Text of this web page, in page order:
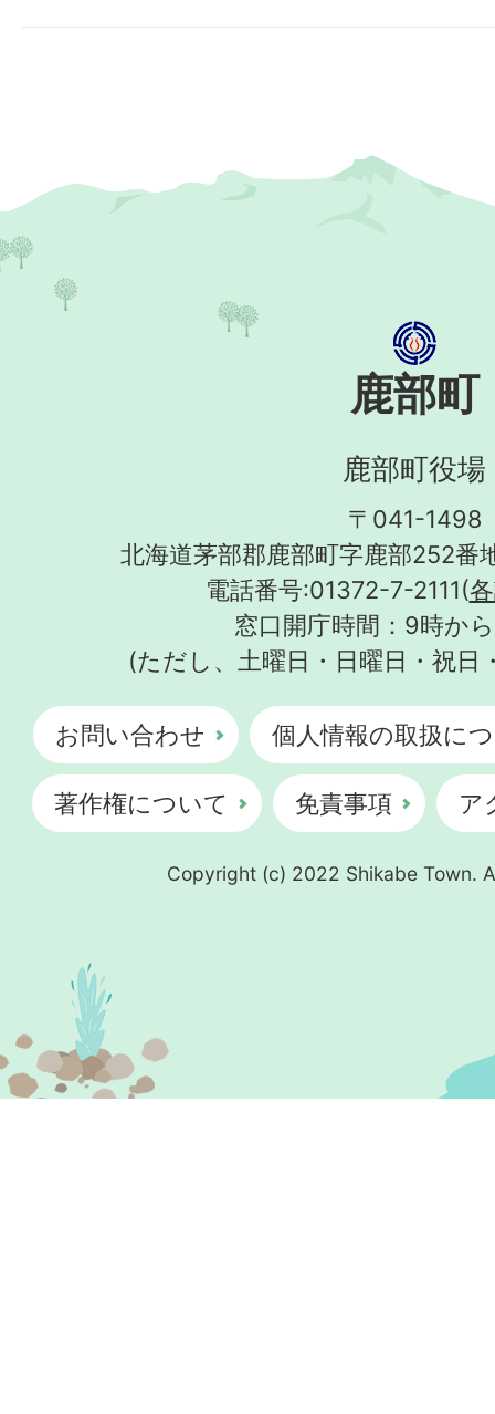
鹿部町
鹿部町役場
〒041-1498
北海道茅部郡鹿部町字鹿部252番
電話番号:01372-7-2111(
窓口開庁時間：9時か
(ただし、土曜日・日曜日・祝日
お問い合わせ 個人情報の取扱に
著作権について 免責事項 ア
Copyright (c) 2022 Shikabe Town.